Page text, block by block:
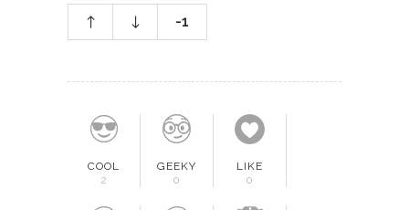
-1
COOL
2
GEEKY
0
LIKE
0